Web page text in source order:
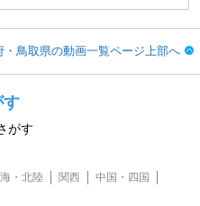
・鳥取県の動画一覧ページ上部へ
す
がす
・北陸 関西
中国・四国